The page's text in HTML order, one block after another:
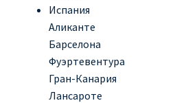
Испания
Аликанте
Барселона
Фуэртевентура
Гран-Канария
Лансароте